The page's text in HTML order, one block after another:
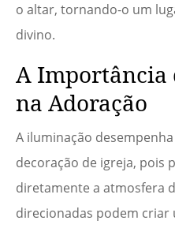
o altar, tornando-o um
divino.
A Importância
na Adoração
A iluminação
decoração de igreja, pois
diretamente a atmosfera
direcionadas podem